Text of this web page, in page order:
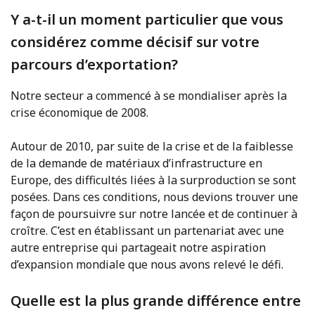
Y a-t-il un moment particulier que vous
considérez comme décisif sur votre
parcours d’exportation?
Notre secteur a commencé à se mondialiser après la
crise économique de 2008.
Autour de 2010, par suite de la crise et de la faiblesse
de la demande de matériaux d’infrastructure en
Europe, des difficultés liées à la surproduction se sont
posées. Dans ces conditions, nous devions trouver une
façon de poursuivre sur notre lancée et de continuer à
croître. C’est en établissant un partenariat avec une
autre entreprise qui partageait notre aspiration
d’expansion mondiale que nous avons relevé le défi.
Quelle est la plus grande différence entre